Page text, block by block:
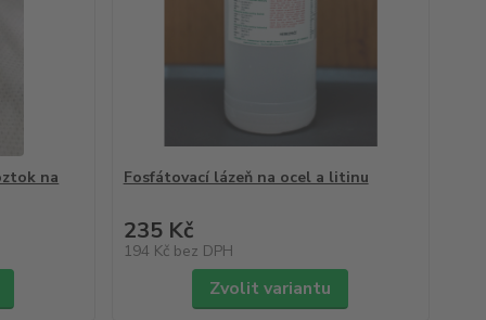
na
Fosfátovací lázeň na ocel a litinu
235 Kč
194 Kč bez DPH
Zvolit variantu